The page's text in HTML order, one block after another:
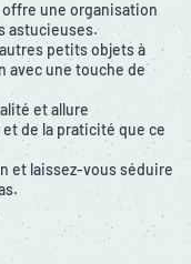
offre une organisation
astucieuses.
petits objets à
avec une touche de
et allure
de la praticité que ce
et laissez-vous séduire